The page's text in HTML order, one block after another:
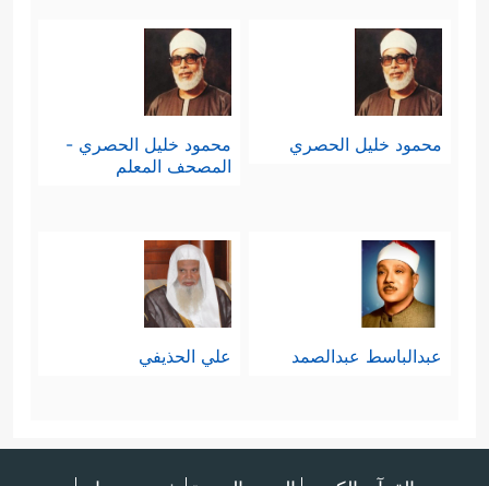
محمود خليل الحصري
محمود خليل الحصري -
المصحف المعلم
عبدالباسط عبدالصمد علي الحذيفي